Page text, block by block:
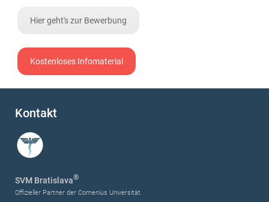
Hier geht's zur Bewerbung
Kostenloses Infomaterial
Kontakt
SVM Bratislava®
Offizieller Partner der Comenius Universität.